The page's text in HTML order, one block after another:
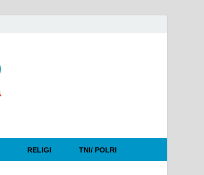
RELIGI TNI/ POLRI